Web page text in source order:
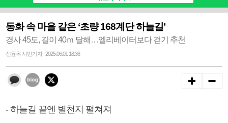
동화 속 마을 같은 ‘초량 168계단 하늘길’
경사 45도, 길이 40ｍ 달해…엘리베이터보다 걷기 추천
신윤옥 시민기자 | 2025.06.01 18:36
- 하늘길 끝엔 별천지 펼쳐져